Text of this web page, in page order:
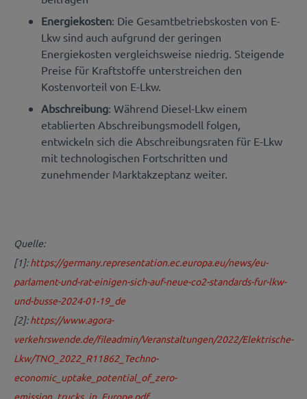
Energiekosten: Die Gesamtbetriebskosten von E-
Lkw sind auch aufgrund der geringen
Energiekosten vergleichsweise niedrig. Steigende
Preise für Kraftstoffe unterstreichen den
Kostenvorteil von E-Lkw.
Abschreibung: Während Diesel-Lkw einem
etablierten Abschreibungsmodell folgen,
entwickeln sich die Abschreibungsraten für E-Lkw
mit technologischen Fortschritten und
zunehmender Marktakzeptanz weiter.
Quelle:
[1]:https://germany.representation.ec.europa.eu/news/eu-
parlament-und-rat-einigen-sich-auf-neue-co2-standards-fur-lkw-
und-busse-2024-01-19_de
[2]:https://www.agora-
verkehrswende.de/fileadmin/Veranstaltungen/2022/Elektrische-
Lkw/TNO_2022_R11862_Techno-
economic_uptake_potential_of_zero-
emission_trucks_in_Europe.pdf